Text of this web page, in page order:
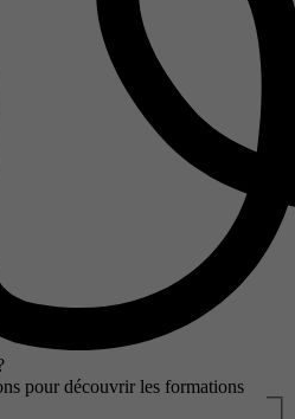
pour découvrir les formations